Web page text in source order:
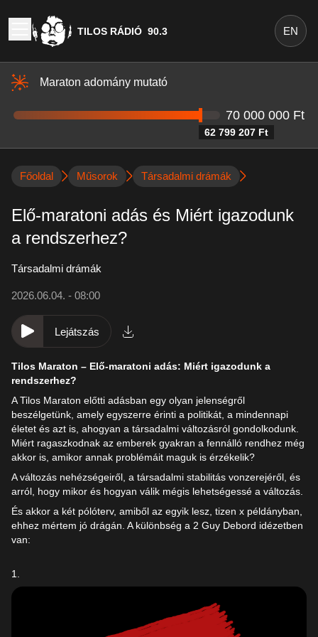
TILOS RÁDIÓ 90.3 EN
Maraton adomány mutató
62 799 207 Ft
70 000 000 Ft
Főoldal Műsorok Társadalmi drámák
Elő-maratoni adás és Miért igazodunk
a rendszerhez?
Társadalmi drámák
2026.06.04. - 08:00
Lejátszás
Tilos Maraton – Elő-maratoni adás: Miért igazodunk a
rendszerhez?
A Tilos Maraton előtti adásban egy olyan jelenségről
beszélgetünk, amely egyszerre érinti a politikát, a mindennapi
életet és azt is, ahogyan a társadalmi változásról gondolkodunk.
Miért ragaszkodnak az emberek gyakran a fennálló rendhez még
akkor is, amikor annak problémáit maguk is érzékelik?
A változás nehézségeiről, a társadalmi stabilitás vonzerejéről, és
arról, hogy mikor és hogyan válik mégis lehetségessé a változás.
És akkor a két pólóterv, amiből az egyik lesz, tizen x példányban,
ehhez mértem jó drágán. A különbség a 2 Guy Debord idézetben
van:
1.